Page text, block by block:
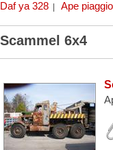
Daf ya 328 Ape
Scammel 6x4